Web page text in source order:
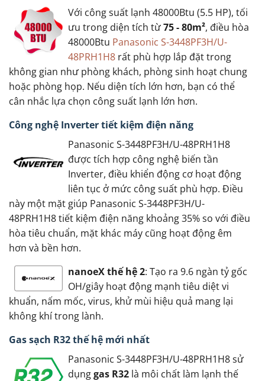
Với công suất lạnh 48000Btu (5.5 HP), tối
ưu trong diện tích từ75 - 80m², điều hòa
48000Btu Panasonic S-3448PF3H/U-
48PRH1H8 rất phù hợp lắp đặt trong
không gian như phòng khách, phòng sinh hoạt chung
hoặc phòng họp. Nếu diện tích lớn hơn, bạn có thể
cân nhắc lựa chọn công suất lạnh lớn hơn.
Công nghệ Inverter tiết kiệm điện năng
Panasonic S-3448PF3H/U-48PRH1H8
được tích hợp công nghệ biến tần
Inverter, điều khiển động cơ hoạt động
liên tục ở mức công suất phù hợp. Điều
này một mặt giúp Panasonic S-3448PF3H/U-
48PRH1H8 tiết kiệm điện năng khoảng 35% so với điều
hòa tiêu chuẩn, mặt khác máy cũng hoạt động êm
hơn và bền hơn.
nanoeX thế hệ 2: Tạo ra 9.6 ngàn tỷ gốc
OH/giây hoạt động mạnh tiêu diệt vi
khuẩn, nấm mốc, virus, khử mùi hiệu quả mang lại
không khí trong lành.
Gas sạch R32 thế hệ mới nhất
Panasonic S-3448PF3H/U-48PRH1H8 sử
dụnggas R32 là môi chất làm lạnh thế